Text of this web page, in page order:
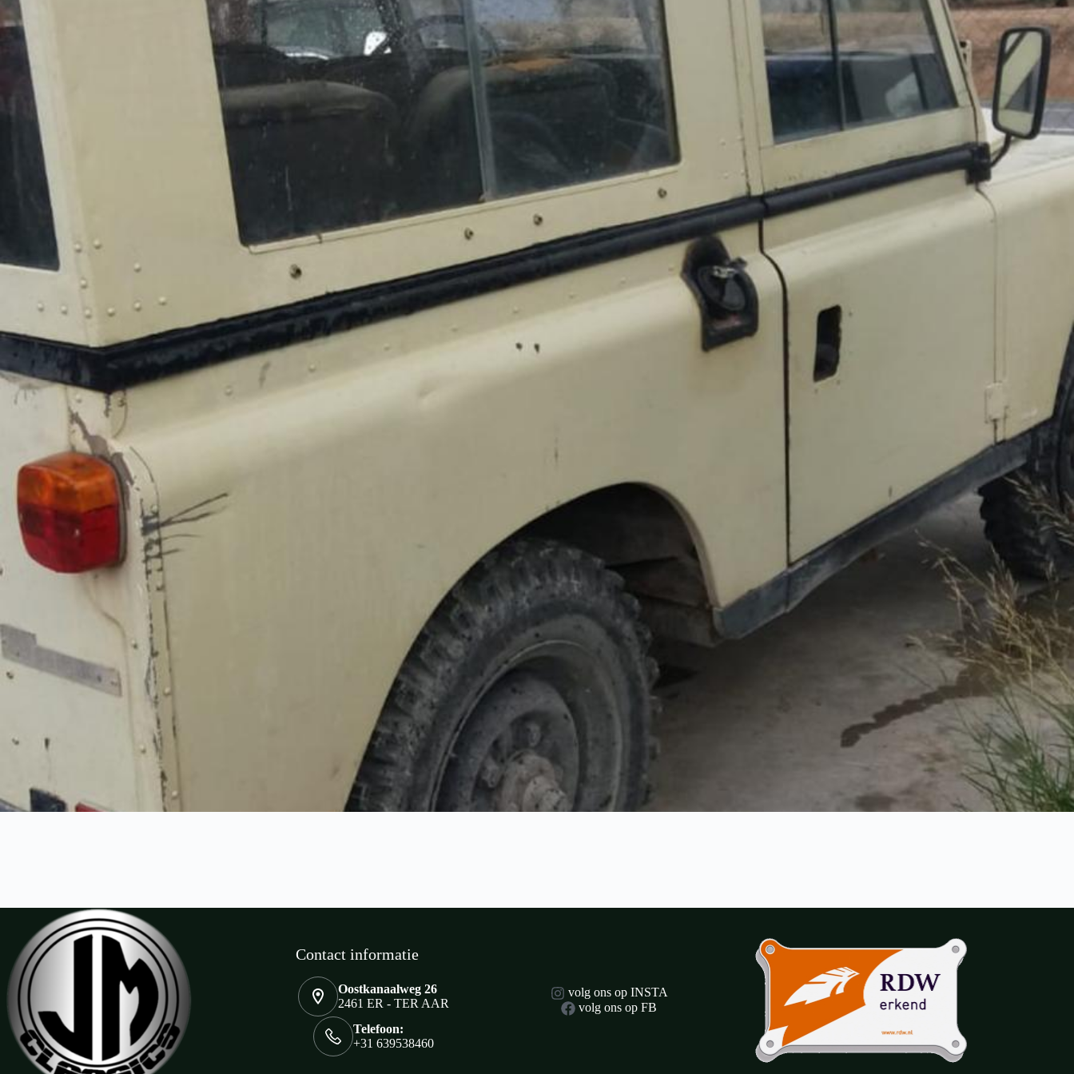
Contact informatie
Oostkanaalweg 26
2461 ER - TER AAR
Telefoon:
+31 639538460
volg ons op INSTA
volg ons op FB